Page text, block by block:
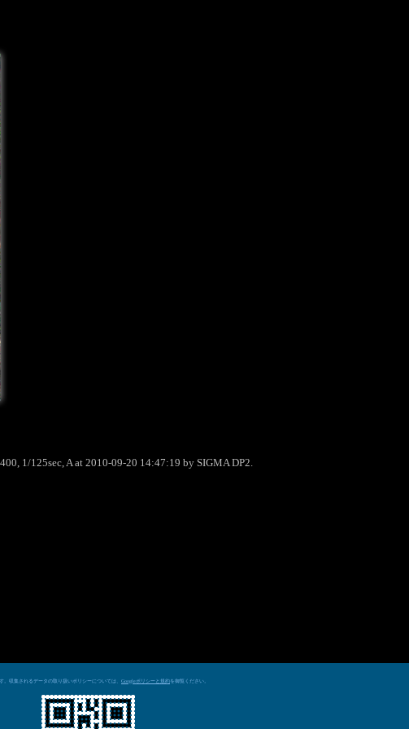
1/125sec, A at 2010-09-20 14:47:19 by SIGMA DP2.
収集されるデータの取り扱いポリシーについては、 Googleポリシーと規約を御覧ください。